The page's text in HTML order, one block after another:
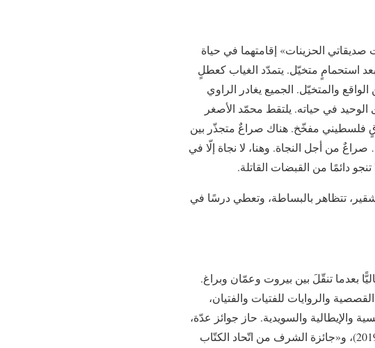
الحزينات» إقامتهما في حياة
استحمامٍ متخيّل. يتمدّد الغياب كعطلٍ
والمتخيّل. الجميع يغادر الراوي
الوحيد في حياته. يلتقط محمّد الأصغر
فلسطيني مفخّخ. هناك صراعٌ متجذّر بين
من أجل النجاة. وهنا، لا نجاة إلّا في
دائمًا من القبضات القاتلة.
تتظاهر بالبساطة، وتعطي درسًا في
جبل المكبّر، القدس (1941)، حيث يقيم حاليًّا بعدما تنقّلَ بين بيروت وعمّان وبراغ.
والروايات للفتيات والفتيان،
والإيطالية والسويدية. حاز جوائز عدّة،
من بينها جائزة «محمود درويش للحرّيّة والإبداع» (2011)، و«جائزة فلسطين للآداب» (2019)، و«جائزة الشرف من اتّحاد الكتّاب